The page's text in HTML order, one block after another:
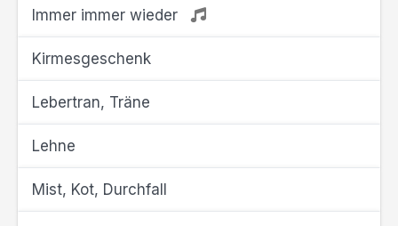
Immer immer wieder
Kirmesgeschenk
Lebertran, Träne
Lehne
Mist, Kot, Durchfall